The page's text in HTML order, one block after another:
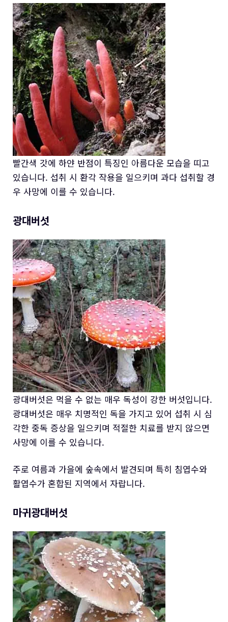
빨간색 갓에 하얀 반점이 특징인 아름다운 모습을 띠고
있습니다. 섭취 시 환각 작용을 일으키며 과다 섭취할 경
우 사망에 이를 수 있습니다.
광대버섯
광대버섯은 먹을 수 없는 매우 독성이 강한 버섯입니다.
광대버섯은 매우 치명적인 독을 가지고 있어 섭취 시 심
각한 중독 증상을 일으키며 적절한 치료를 받지 않으면
사망에 이를 수 있습니다.
주로 여름과 가을에 숲속에서 발견되며 특히 침엽수와
활엽수가 혼합된 지역에서 자랍니다.
마귀광대버섯